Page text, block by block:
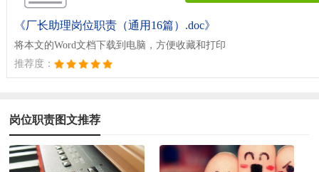
《厂长助理岗位职责（通用16篇）.doc》
将本文的Word文档下载到电脑，方便收藏和打印
推荐度：
岗位职责图文推荐